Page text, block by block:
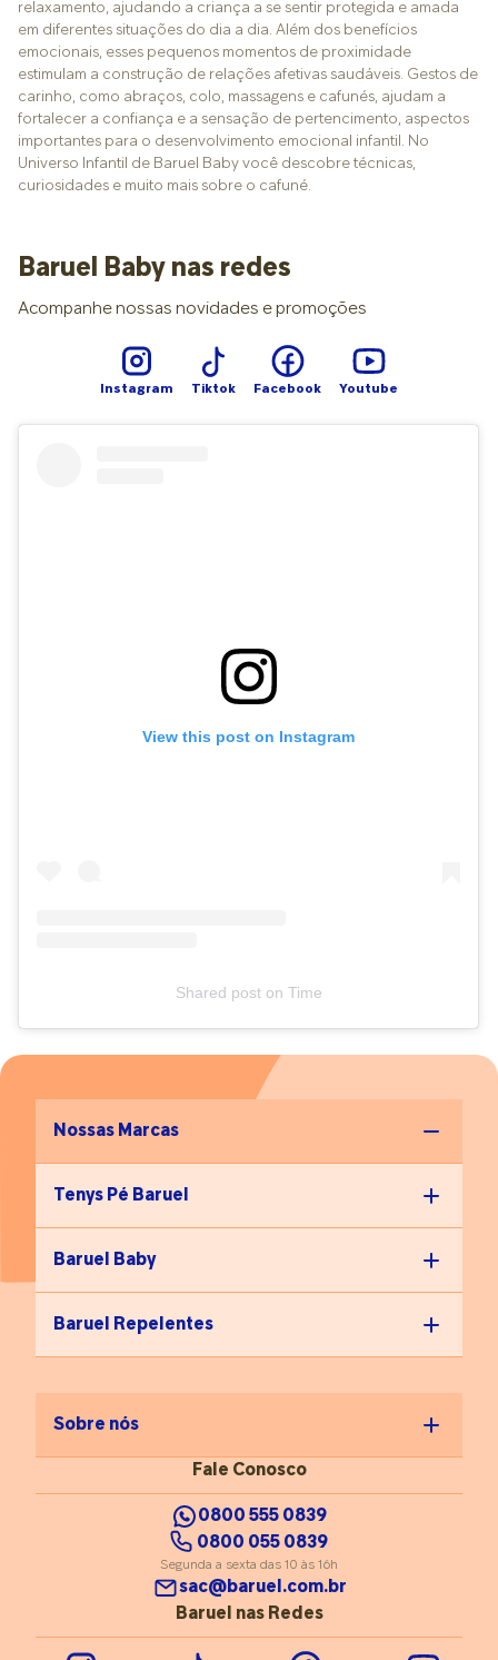
relaxamento, ajudando a criança a se sentir protegida e amada
em diferentes situações do dia a dia. Além dos benefícios
emocionais, esses pequenos momentos de proximidade
estimulam a construção de relações afetivas saudáveis. Gestos de
carinho, como abraços, colo, massagens e cafunés, ajudam a
fortalecer a confiança e a sensação de pertencimento, aspectos
importantes para o desenvolvimento emocional infantil. No
Universo Infantil de Baruel Baby você descobre técnicas,
curiosidades e muito mais sobre o cafuné.
Baruel Baby nas redes
Acompanhe nossas novidades e promoções
Instagram Tiktok Facebook Youtube
View this post on Instagram
Shared poston Time
Nossas Marcas
Tenys Pé Baruel
Baruel Baby
Baruel Repelentes
Sobre nós
Fale Conosco
0800 555 0839
0800 055 0839
Segunda a sexta das 10 às 16h
sac@baruel.com.br
Baruel nas Redes